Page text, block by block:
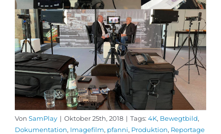
Von SamPlay | Oktober 25th, 2018 | Tags: 4K, Bewegtbild,
Dokumentation, Imagefilm, pfanni, Produktion, Reportage